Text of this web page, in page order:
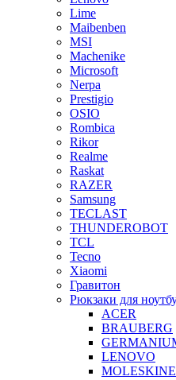
Lime
Maibenben
MSI
Machenike
Microsoft
Nerpa
Prestigio
OSIO
Rombica
Rikor
Realme
Raskat
RAZER
Samsung
TECLAST
THUNDEROBOT
TCL
Tecno
Xiaomi
Гравитон
Рюкзаки для
ACER
BRAUBERG
LENOVO
MOLESKINE